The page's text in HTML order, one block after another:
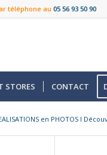
téléphone au 05 56 93 50 90
STORES CONTACT
en PHOTOS I